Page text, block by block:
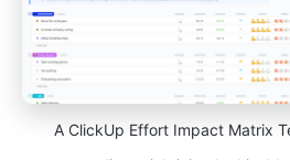
A ClickUp Effort Impact Matrix